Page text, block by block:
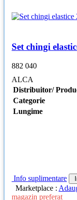
Set chingi
882 040
ALCA
Distribuitor/
Categorie
Lungime
Info suplimentare
Marketplace :
magazin preferat